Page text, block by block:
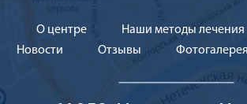
О центре Наши методы лечения
Новости
Отзывы Фотогалерея